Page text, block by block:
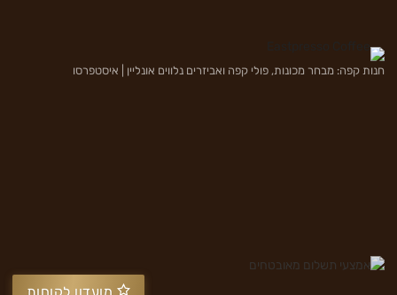
חנות קפה: מבחר מכונות, פולי קפה ואביזרים נלווים אונליין | איסטפרסו